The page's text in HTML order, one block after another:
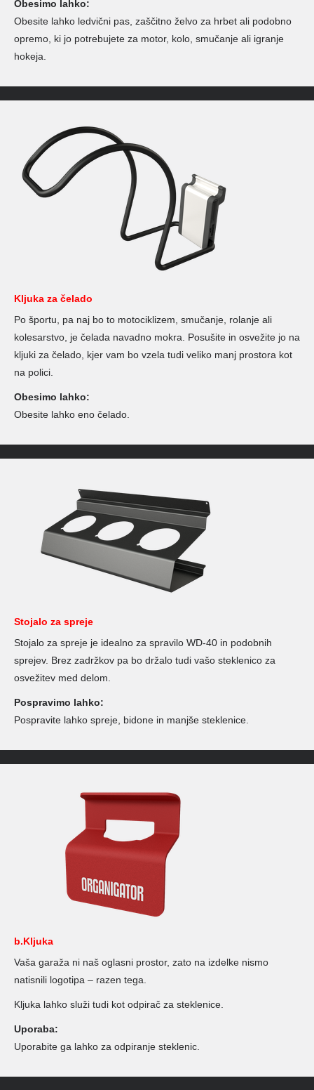
Obesimo lahko:
Obesite lahko ledvični pas, zaščitno želvo za hrbet ali podobno
opremo, ki jo potrebujete za motor, kolo, smučanje ali igranje
hokeja.
Kljuka za čelado
Po športu, pa naj bo to motociklizem, smučanje, rolanje ali
kolesarstvo, je čelada navadno mokra. Posušite in osvežite jo na
kljuki za čelado, kjer vam bo vzela tudi veliko manj prostora kot
na polici.
Obesimo lahko:
Obesite lahko eno čelado.
Stojalo za spreje
Stojalo za spreje je idealno za spravilo WD-40 in podobnih
sprejev. Brez zadržkov pa bo držalo tudi vašo steklenico za
osvežitev med delom.
Pospravimo lahko:
Pospravite lahko spreje, bidone in manjše steklenice.
b.Kljuka
Vaša garaža ni naš oglasni prostor, zato na izdelke nismo
natisnili logotipa – razen tega.
Kljuka lahko služi tudi kot odpirač za steklenice.
Uporaba:
Uporabite ga lahko za odpiranje steklenic.